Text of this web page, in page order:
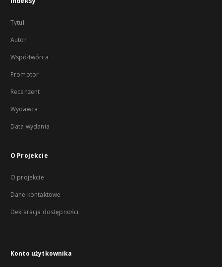
Tytuł
Autor
Współtwórca
Promotor
Recenzent
Wydawca
Data wydania
O Projekcie
O projekcie
Dane kontaktowe
Deklaracja dostępności
Konto użytkownika